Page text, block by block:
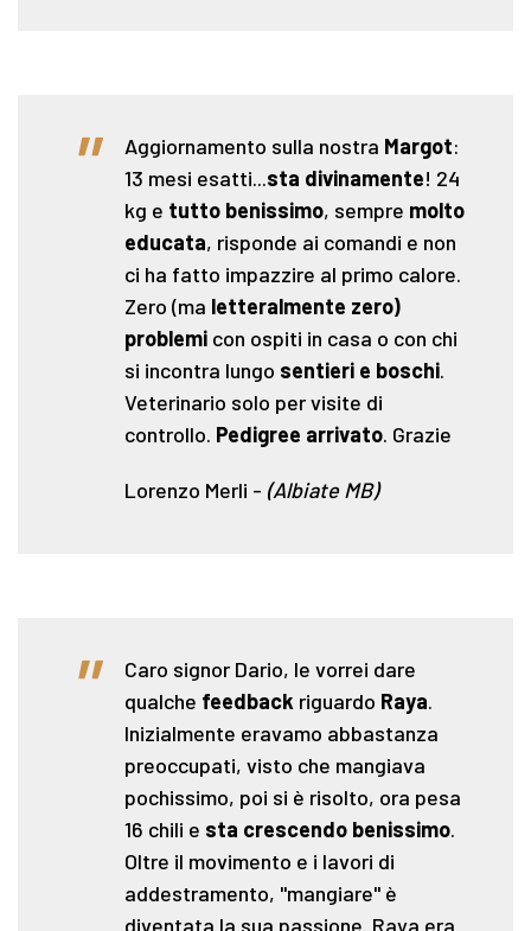
" Aggiornamento sulla nostra Margot:
13 mesi esatti...sta divinamente! 24
kg e tutto benissimo, sempre molto
educata, risponde ai comandi e non
ci ha fatto impazzire al primo calore.
Zero (ma letteralmente zero)
problemi con ospiti in casa o con chi
si incontra lungo sentieri e boschi.
Veterinario solo per visite di
controllo. Pedigree arrivato. Grazie
Lorenzo Merli - (Albiate MB)
"
Caro signor Dario, le vorrei dare
qualche feedback riguardo Raya.
Inizialmente eravamo abbastanza
preoccupati, visto che mangiava
pochissimo, poi si è risolto, ora pesa
16 chili e sta crescendo benissimo.
Oltre il movimento e i lavori di
addestramento, "mangiare" è
diventata la sua passione. Raya era